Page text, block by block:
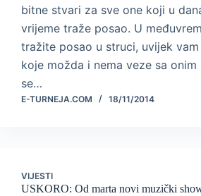
bitne stvari za sve one koji u
vrijeme traže posao. U
tražite posao u struci, uvijek
koje možda i nema veze sa onim
se…
E-TURNEJA.COM 18/11/2014
VIJESTI
USKORO: Od marta novi muzički